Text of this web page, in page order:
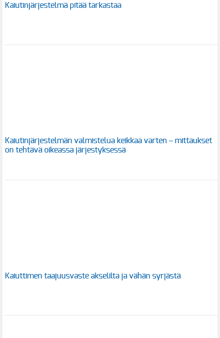
Kaiutinjärjestelmä pitää tarkastaa
Kaiutinjärjestelmän valmistelua keikkaa varten – mittaukset
on tehtävä oikeassa järjestyksessä
Kaiuttimen taajuusvaste akselilta ja vähän syrjästä